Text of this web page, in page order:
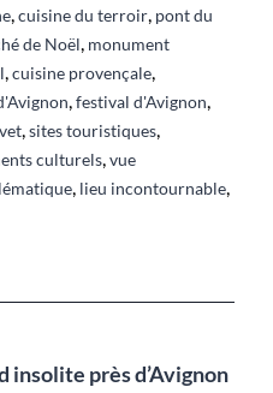
,cuisine du terroir, pont du
de Noël, monument
,cuisine provençale,
,festival d'Avignon,
,sites touristiques,
culturels,vue
, lieu incontournable,
insolite près d’Avignon